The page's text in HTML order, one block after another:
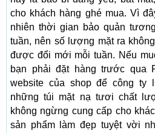
cho khách hàng ghé mua. Vì
nhiên thời gian bảo quản
tuần, nên số lượng mặt ra
được đổi mới mỗi tuần. Nếu
bạn phải đặt hàng trước qua
website của shop để công ty
những túi mặt nạ tươi chất
không ngừng cung cấp cho
sản phẩm làm đẹp tuyệt vời